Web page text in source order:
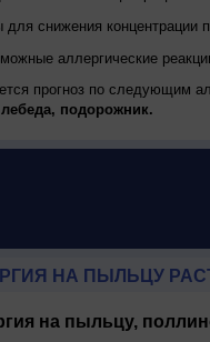
для снижения концентрации
аллергические
прогноз по следующим
подорожник.
НА ПЫЛЬЦУ
на пыльцу,